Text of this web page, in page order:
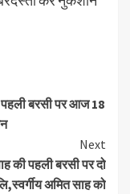
पहली बरसी पर आज 18
Next
की पहली बरसी पर दो
अमित साह को